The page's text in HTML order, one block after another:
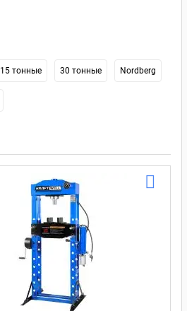
15 тонные 30 тонные Nordberg